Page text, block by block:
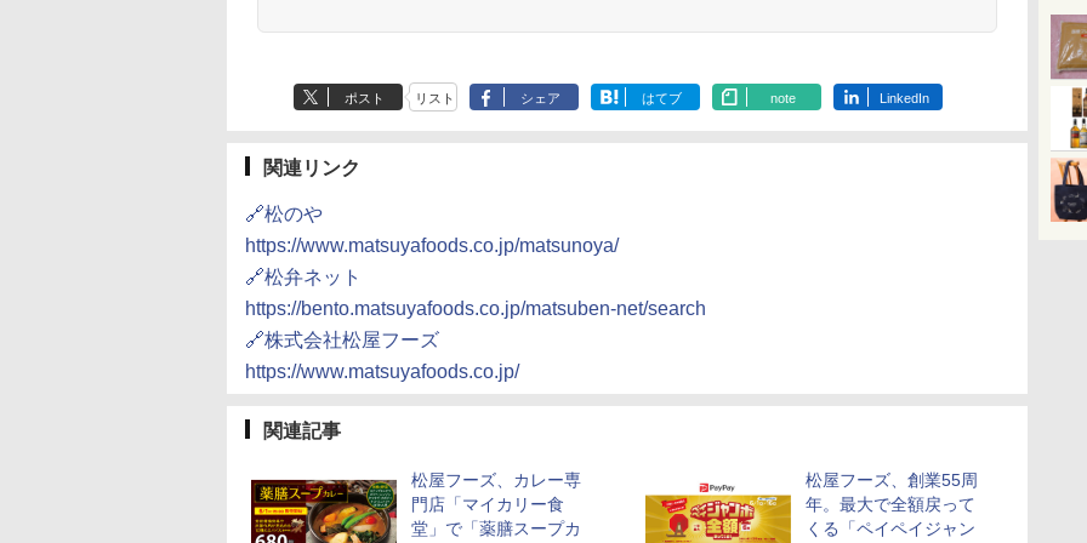
ポスト リスト シェア はてブ note LinkedIn
関連リンク
🔗松のや
https://www.matsuyafoods.co.jp/matsunoya/
🔗松弁ネット
https://bento.matsuyafoods.co.jp/matsuben-net/search
🔗株式会社松屋フーズ
https://www.matsuyafoods.co.jp/
関連記事
松屋フーズ、カレー専
門店「マイカリー食
堂」で「薬膳スープカ
松屋フーズ、創業55周
年。最大で全額戻って
くる「ペイペイジャン